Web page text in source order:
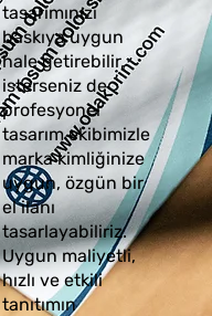
tasarımınızı
baskıya uygun
hale getirebilir,
isterseniz de
profesyonel
tasarım ekibimizle
marka kimliğinize
uygun, özgün bir
el ilanı
tasarlayabiliriz.
Uygun maliyetli,
hızlı ve etkili
tanıtımın